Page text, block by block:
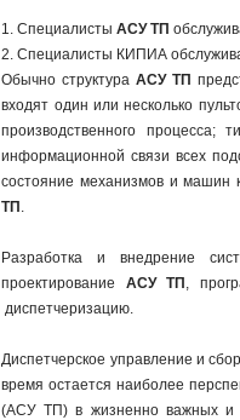
1. СпециалистыАСУ ТП
2. Специалисты КИПИА
Обычно структураАСУ ТП
входят один или несколько
производственного процесса;
информационной связи всех
состояние механизмов и машин
ТП .
Разработка и внедрение
проектирование АСУ ТП ,
диспетчеризацию.
Диспетчерское управление и
время остается наиболее
(АСУ ТП) в жизненно важных и